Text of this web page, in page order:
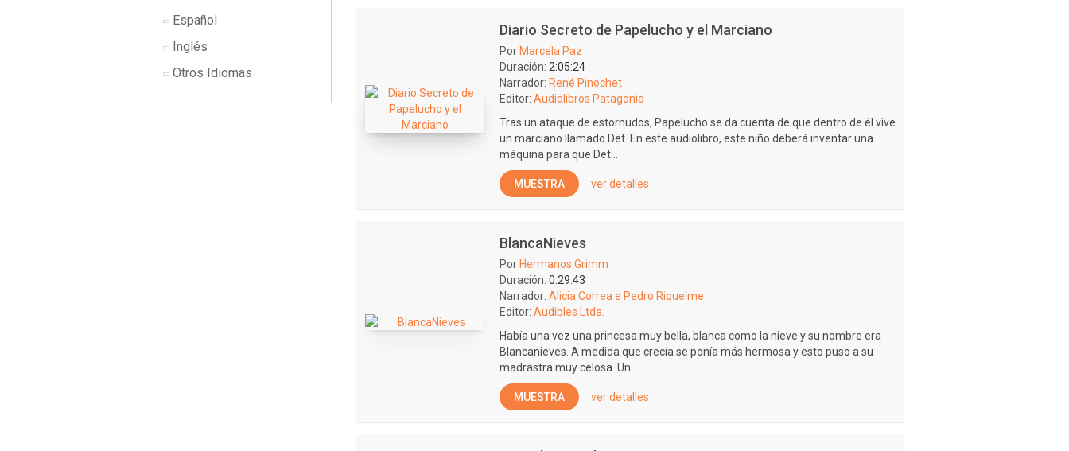
Español
Inglés
Otros Idiomas
Diario Secreto de Papelucho y el Marciano
Por Marcela Paz
Duración: 2:05:24
Narrador: René Pinochet
Editor: Audiolibros Patagonia
Tras un ataque de estornudos, Papelucho se da cuenta de que dentro de él vive
un marciano llamado Det. En este audiolibro, este niño deberá inventar una
máquina para que Det...
MUESTRA ver detalles
BlancaNieves
Por Hermanos Grimm
Duración: 0:29:43
Narrador: Alicia Correa e Pedro Riquelme
Editor: Audibles Ltda.
Había una vez una princesa muy bella, blanca como la nieve y su nombre era
Blancanieves. A medida que crecía se ponía más hermosa y esto puso a su
madrastra muy celosa. Un...
MUESTRA ver detalles